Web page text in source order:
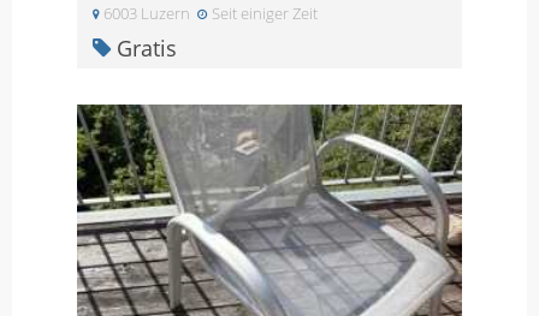
6003 Luzern Seit einiger Zeit
Gratis